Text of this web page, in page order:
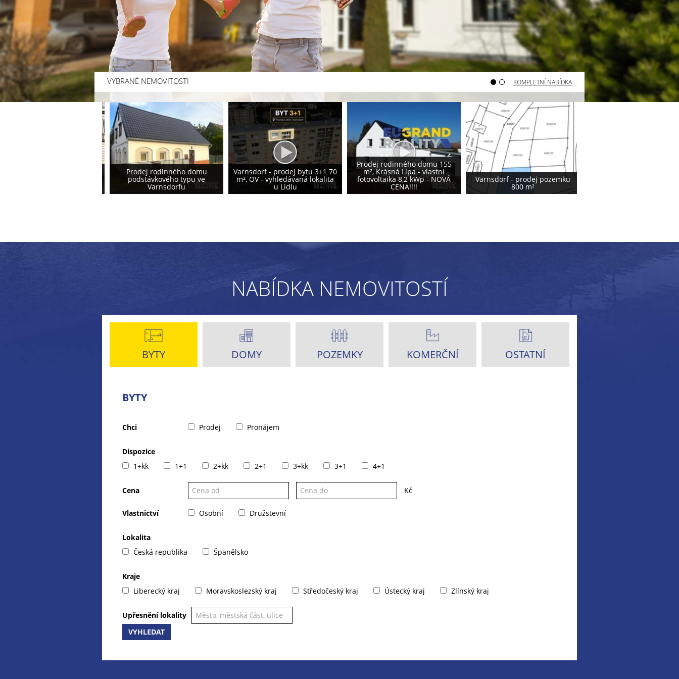
VYBRANÉ NEMOVITOSTI KOMPLETNÍ NABÍDKA
Prodej rodinného domu
podstávkového typu ve
Varnsdorfu
Varnsdorf - prodej bytu 3+1 70
m², OV - vyhledávaná lokalita
u Lidlu
Prodej rodinného domu 155
m², Krásná Lípa - vlastní
fotovoltaika 8,2 kWp - NOVÁ
CENA!!!!
Varnsdorf - prodej pozemku
800 m²
NABÍDKA NEMOVITOSTÍ
BYTY DOMY POZEMKY KOMERČNÍ OSTATNÍ
BYTY
Chci Prodej Pronájem
Dispozice
1+kk
1+1 2+kk 2+1 3+kk 3+1 4+1
Cena Kč
Vlastnictví Osobní Družstevní
Lokalita
Česká republika
Španělsko
Kraje
Liberecký kraj
Moravskoslezský kraj Středočeský kraj Ústecký kraj Zlínský kraj
Upřesnění lokality
VYHLEDAT